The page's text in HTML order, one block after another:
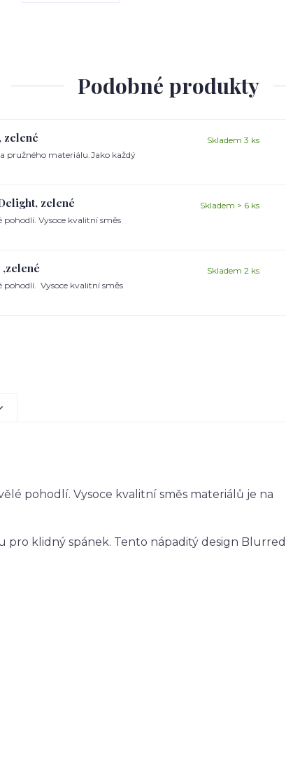
Podobné produkty
zelené
pružného materiálu.Jako každý
Skladem 3 ks
zelené
Vysoce kvalitní směs
Skladem > 6 ks
,zelené
Vysoce kvalitní směs
Skladem 2 ks
pohodlí. Vysoce kvalitní směs materiálů je na
klidný spánek. Tento nápaditý design Blurred